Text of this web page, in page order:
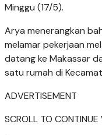
Minggu (17/5).
Arya menerangkan
melamar pekerjaan
datang ke Makassar
satu rumah di
ADVERTISEMENT
SCROLL TO